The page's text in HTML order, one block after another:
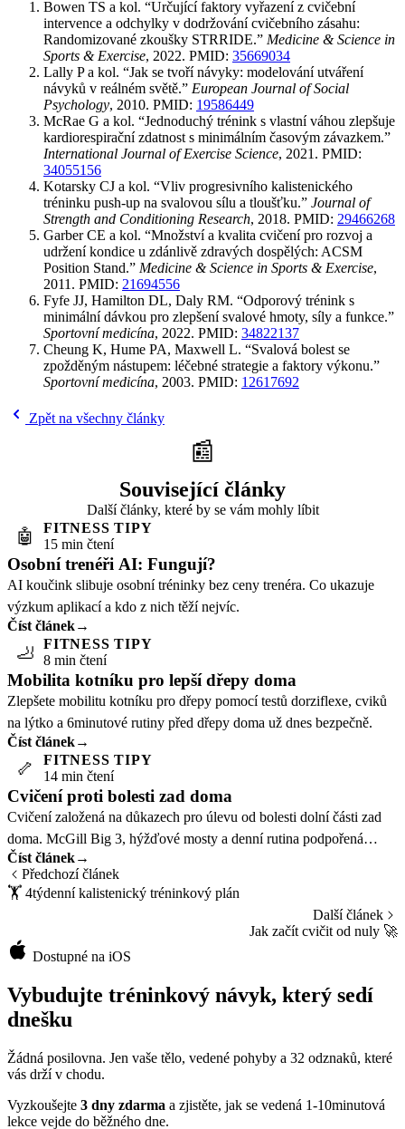
Bowen TS a kol. “Určující faktory vyřazení z cvičební
intervence a odchylky v dodržování cvičebního zásahu:
Randomizované zkoušky STRRIDE.” Medicine & Science in
Sports & Exercise, 2022. PMID: 35669034
Lally P a kol. “Jak se tvoří návyky: modelování utváření
návyků v reálném světě.” European Journal of Social
Psychology, 2010. PMID: 19586449
McRae G a kol. “Jednoduchý trénink s vlastní váhou zlepšuje
kardiorespirační zdatnost s minimálním časovým závazkem.”
International Journal of Exercise Science, 2021. PMID:
34055156
Kotarsky CJ a kol. “Vliv progresivního kalistenického
tréninku push-up na svalovou sílu a tloušťku.” Journal of
Strength and Conditioning Research, 2018. PMID: 29466268
Garber CE a kol. “Množství a kvalita cvičení pro rozvoj a
udržení kondice u zdánlivě zdravých dospělých: ACSM
Position Stand.” Medicine & Science in Sports & Exercise,
2011. PMID: 21694556
Fyfe JJ, Hamilton DL, Daly RM. “Odporový trénink s
minimální dávkou pro zlepšení svalové hmoty, síly a funkce.”
Sportovní medicína, 2022. PMID: 34822137
Cheung K, Hume PA, Maxwell L. “Svalová bolest se
zpožděným nástupem: léčebné strategie a faktory výkonu.”
Sportovní medicína, 2003. PMID: 12617692
Zpět na všechny články
📰
Související články
Další články, které by se vám mohly líbit
🤖
FITNESS TIPY
15 min čtení
Osobní trenéři AI: Fungují?
AI koučink slibuje osobní tréninky bez ceny trenéra. Co ukazuje
výzkum aplikací a kdo z nich těží nejvíc.
Číst článek→
🦶
FITNESS TIPY
8 min čtení
Mobilita kotníku pro lepší dřepy doma
Zlepšete mobilitu kotníku pro dřepy pomocí testů dorziflexe, cviků
na lýtko a 6minutové rutiny před dřepy doma už dnes bezpečně.
Číst článek→
🦴
FITNESS TIPY
14 min čtení
Cvičení proti bolesti zad doma
Cvičení založená na důkazech pro úlevu od bolesti dolní části zad
doma. McGill Big 3, hýžďové mosty a denní rutina podpořená
výzkumem.
Číst článek→
Předchozí článek
🏋️ 4týdenní kalistenický tréninkový plán
Další článek
Jak začít cvičit od nuly 🚀
Dostupné na iOS
Vybudujte tréninkový návyk, který sedí
dnešku
Žádná posilovna. Jen vaše tělo, vedené pohyby a 32 odznaků, které
vás drží v chodu.
Vyzkoušejte 3 dny zdarma a zjistěte, jak se vedená 1-10minutová
lekce vejde do běžného dne.